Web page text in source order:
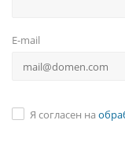
E-mail
Я согласен на